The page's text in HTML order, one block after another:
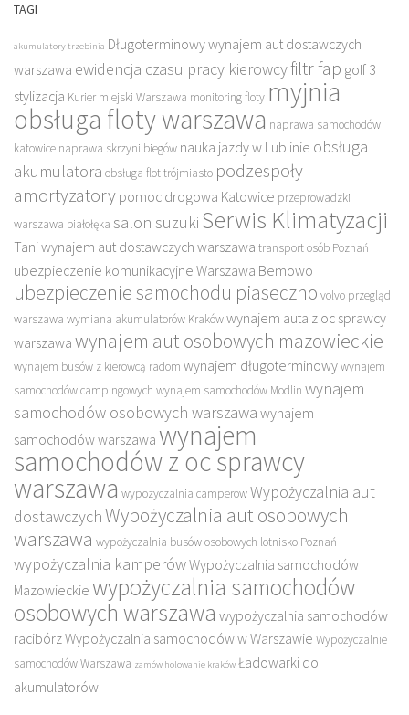
TAGI
akumulatory trzebinia Długoterminowy wynajem aut dostawczych
warszawa ewidencja czasu pracy kierowcyfiltr fap golf 3
stylizacja Kurier miejski Warszawa monitoring floty myjnia
obsługa floty warszawa naprawa samochodów
katowice naprawa skrzyni biegów nauka jazdy w Lublinie obsługa
akumulatora obsługa flot trójmiasto podzespoły
amortyzatory pomoc drogowa Katowice przeprowadzki
warszawa białołęka salon suzuki Serwis Klimatyzacji
Tani wynajem aut dostawczych warszawa transport osób Poznań
ubezpieczenie komunikacyjne Warszawa Bemowo
ubezpieczenie samochodu piaseczno volvo przegląd
warszawa wymiana akumulatorów Krakówwynajem auta z oc sprawcy
warszawa wynajem aut osobowych mazowieckie
wynajem busów z kierowcą radom wynajem długoterminowywynajem
samochodów campingowych wynajem samochodów Modlin wynajem
samochodów osobowych warszawa wynajem
samochodów warszawa wynajem
samochodów z oc sprawcy
warszawa wypozyczalnia camperowWypożyczalnia aut
dostawczychWypożyczalnia aut osobowych
warszawa wypożyczalnia busów osobowych lotnisko Poznań
wypożyczalnia kamperówWypożyczalnia samochodów
Mazowieckie wypożyczalnia samochodów
osobowych warszawa wypożyczalnia samochodów
racibórzWypożyczalnia samochodów w Warszawie Wypożyczalnie
samochodów Warszawa zamów holowanie kraków Ładowarki do
akumulatorów